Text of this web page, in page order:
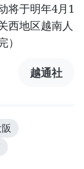
将于明年4月1
西地区越南人
越通社